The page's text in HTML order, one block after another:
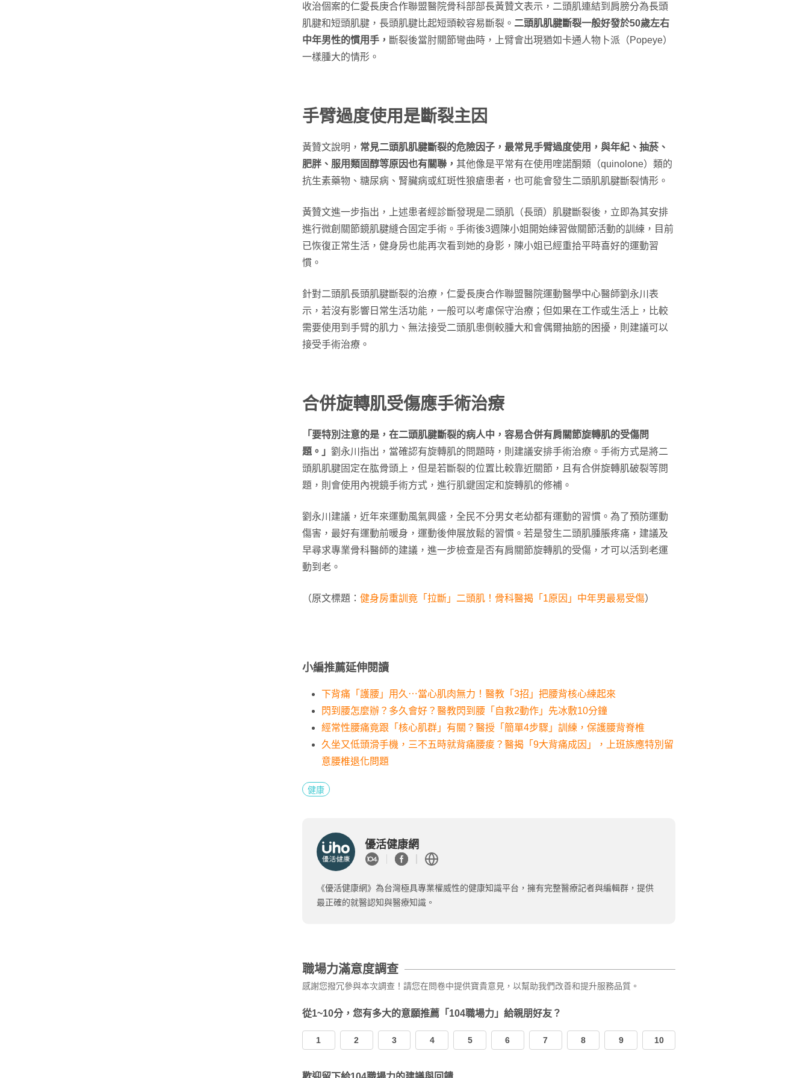
收治個案的仁愛長庚合作聯盟醫院骨科部部長黃贊文表示，二頭肌連結到肩膀分為長頭
肌腱和短頭肌腱，長頭肌腱比起短頭較容易斷裂。 二頭肌肌腱斷裂一般好發於50歲左右
中年男性的慣用手， 斷裂後當肘關節彎曲時，上臂會出現猶如卡通人物卜派（Popeye）
一樣腫大的情形。
手臂過度使用是斷裂主因
黃贊文說明， 常見二頭肌肌腱斷裂的危險因子，最常見手臂過度使用，與年紀、抽菸、
肥胖、服用類固醇等原因也有關聯， 其他像是平常有在使用喹諾酮類（quinolone）類的
抗生素藥物、糖尿病、腎臟病或紅斑性狼瘡患者，也可能會發生二頭肌肌腱斷裂情形。
黃贊文進一步指出，上述患者經診斷發現是二頭肌（長頭）肌腱斷裂後，立即為其安排
進行微創關節鏡肌腱縫合固定手術。手術後3週陳小姐開始練習做關節活動的訓練，目前
已恢復正常生活，健身房也能再次看到她的身影，陳小姐已經重拾平時喜好的運動習
慣。
針對二頭肌長頭肌腱斷裂的治療，仁愛長庚合作聯盟醫院運動醫學中心醫師劉永川表
示，若沒有影響日常生活功能，一般可以考慮保守治療；但如果在工作或生活上，比較
需要使用到手臂的肌力、無法接受二頭肌患側較腫大和會偶爾抽筋的困擾，則建議可以
接受手術治療。
合併旋轉肌受傷應手術治療
「要特別注意的是，在二頭肌腱斷裂的病人中，容易合併有肩關節旋轉肌的受傷問
題。」 劉永川指出，當確認有旋轉肌的問題時，則建議安排手術治療。手術方式是將二
頭肌肌腱固定在肱骨頭上，但是若斷裂的位置比較靠近關節，且有合併旋轉肌破裂等問
題，則會使用內視鏡手術方式，進行肌鍵固定和旋轉肌的修補。
劉永川建議，近年來運動風氣興盛，全民不分男女老幼都有運動的習慣。為了預防運動
傷害，最好有運動前暖身，運動後伸展放鬆的習慣。若是發生二頭肌腫脹疼痛，建議及
早尋求專業骨科醫師的建議，進一步檢查是否有肩關節旋轉肌的受傷，才可以活到老運
動到老。
（原文標題： 健身房重訓竟「拉斷」二頭肌！骨科醫揭「1原因」中年男最易受傷）
小編推薦延伸閱讀
下背痛「護腰」用久⋯當心肌肉無力！醫教「3招」把腰背核心練起來
閃到腰怎麼辦？多久會好？醫教閃到腰「自救2動作」先冰敷10分鐘
經常性腰痛竟跟「核心肌群」有關？醫授「簡單4步驟」訓練，保護腰背脊椎
久坐又低頭滑手機，三不五時就背痛腰痠？醫揭「9大背痛成因」，上班族應特別留
意腰椎退化問題
健康
優活健康網
《優活健康網》為台灣極具專業權威性的健康知識平台，擁有完整醫療記者與編輯群，提供
最正確的就醫認知與醫療知識。
職場力滿意度調查
感謝您撥冗參與本次調查！請您在問卷中提供寶貴意見，以幫助我們改善和提升服務品質。
從1~10分，您有多大的意願推薦「104職場力」給親朋好友？
1 2 3 4 5 6 7 8 9 10